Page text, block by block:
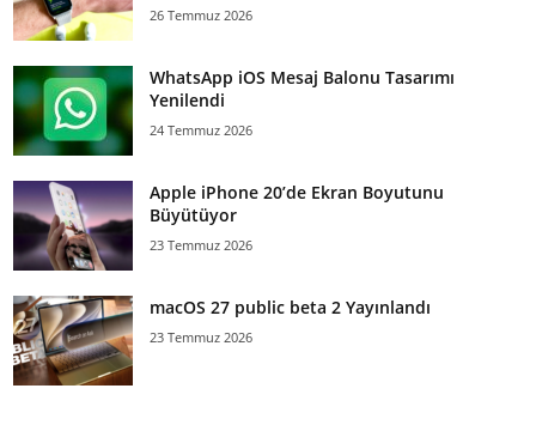
26 Temmuz 2026
WhatsApp iOS Mesaj Balonu Tasarımı
Yenilendi
24 Temmuz 2026
Apple iPhone 20’de Ekran Boyutunu
Büyütüyor
23 Temmuz 2026
macOS 27 public beta 2 Yayınlandı
23 Temmuz 2026